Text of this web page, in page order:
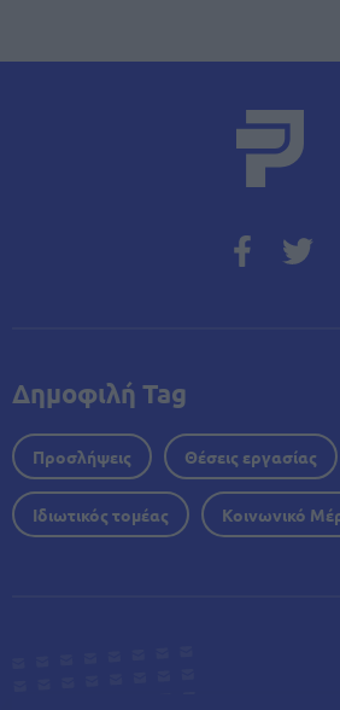
Δημοφιλή Tag
Προσλήψεις Θέσεις εργασίας
Ιδιωτικός τομέας Κοινωνικό